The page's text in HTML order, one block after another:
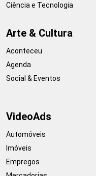
Ciência e Tecnologia
Arte & Cultura
Aconteceu
Agenda
Social & Eventos
VideoAds
Automóveis
Imóveis
Empregos